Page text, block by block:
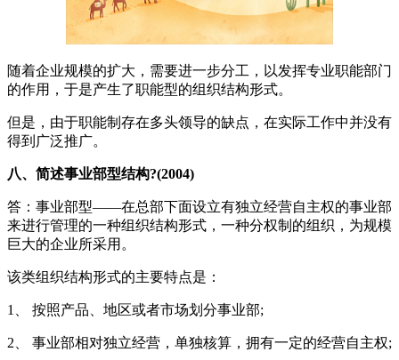
随着企业规模的扩大，需要进一步分工，以发挥专业职能部门
的作用，于是产生了职能型的组织结构形式。
但是，由于职能制存在多头领导的缺点，在实际工作中并没有
得到广泛推广。
八、简述事业部型结构?(2004)
答：事业部型——在总部下面设立有独立经营自主权的事业部
来进行管理的一种组织结构形式，一种分权制的组织，为规模
巨大的企业所采用。
该类组织结构形式的主要特点是：
1、 按照产品、地区或者市场划分事业部;
2、 事业部相对独立经营，单独核算，拥有一定的经营自主权;